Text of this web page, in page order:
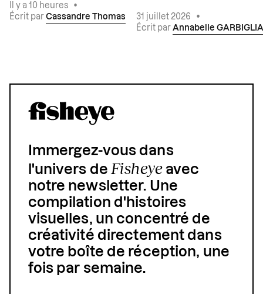
Il y a 10 heures
•
Écrit par Cassandre Thomas 31 juillet 2026
•
Écrit par Annabelle GARBIGLIA
Immergez-vous dans
l'univers deFisheyeavec
notre newsletter. Une
compilation d'histoires
visuelles, un concentré de
créativité directement dans
votre boîte de réception, une
fois par semaine.